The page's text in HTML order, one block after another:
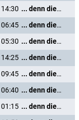
14:30
... denn die Musik und die Liebe in Tirol
06:45
... denn die Musik und die Liebe in Tirol
05:30
... denn die Musik und die Liebe in Tirol
14:25
... denn die Musik und die Liebe in Tirol
09:45
... denn die Musik und die Liebe in Tirol
06:40
... denn die Musik und die Liebe in Tirol
01:15
... denn die Musik und die Liebe in Tirol